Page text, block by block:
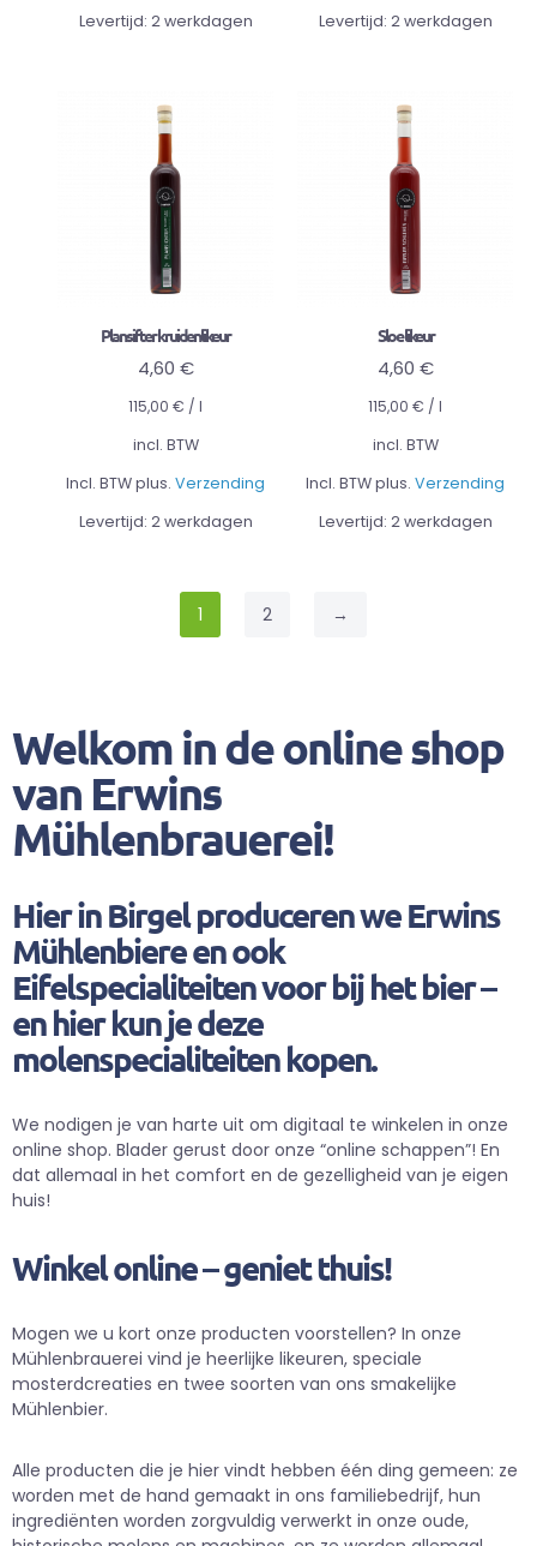
Levertijd: 2 werkdagen Levertijd: 2 werkdagen
Plansifter kruidenlikeur
4,60 €
115,00 € / l
incl. BTW
Incl. BTW plus. Verzending
Levertijd: 2 werkdagen
Sloe likeur
4,60 €
115,00 € / l
incl. BTW
Incl. BTW plus. Verzending
Levertijd: 2 werkdagen
1 2 →
Welkom in de online shop
van Erwins
Mühlenbrauerei!
Hier in Birgel produceren we Erwins
Mühlenbiere en ook
Eifelspecialiteiten voor bij het bier –
en hier kun je deze
molenspecialiteiten kopen.
We nodigen je van harte uit om digitaal te winkelen in onze
online shop. Blader gerust door onze “online schappen”! En
dat allemaal in het comfort en de gezelligheid van je eigen
huis!
Winkel online – geniet thuis!
Mogen we u kort onze producten voorstellen? In onze
Mühlenbrauerei vind je heerlijke likeuren, speciale
mosterdcreaties en twee soorten van ons smakelijke
Mühlenbier.
Alle producten die je hier vindt hebben één ding gemeen: ze
worden met de hand gemaakt in ons familiebedrijf, hun
ingrediënten worden zorgvuldig verwerkt in onze oude,